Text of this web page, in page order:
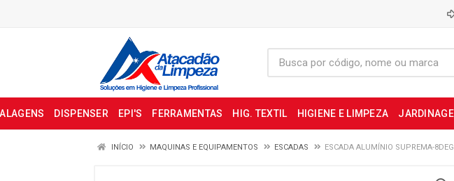
DISPENSER EPI'S FERRAMENTAS HIG. TEXTIL HIGIENE E LIMPEZA
INÍCIO MAQUINAS E EQUIPAMENTOS ESCADAS ESCADA ALUMÍNIO SUPREMA-